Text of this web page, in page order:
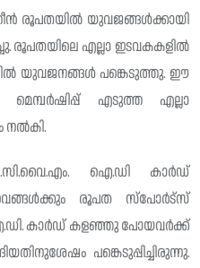
രൂപതയിൽ യുവജങ്ങൾക്കായി
രൂപതയിലെ എല്ലാ ഇടവകകളിൽ
യുവജനങ്ങൾ പങ്കെടുത്തു. ഈ
എടുത്ത എല്ലാ
ഐ.ഡി കാർഡ്
രൂപത സ്പോർട്സ്
കാർഡ് കളഞ്ഞു പോയവർക്ക്
പങ്കെടുപ്പിച്ചിരുന്നു.